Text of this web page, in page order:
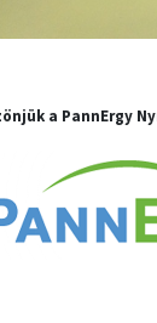
a PannErgy